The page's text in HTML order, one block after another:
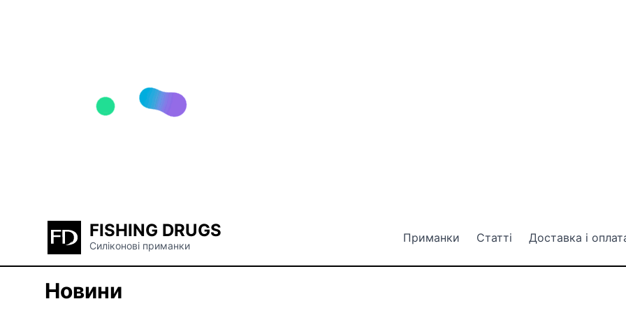
FISHING DRUGS
Силіконові приманки
Приманки Статті Доставка і
Новини